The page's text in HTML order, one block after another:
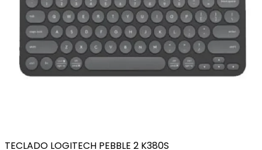
TECLADO LOGITECH PEBBLE 2 K380S